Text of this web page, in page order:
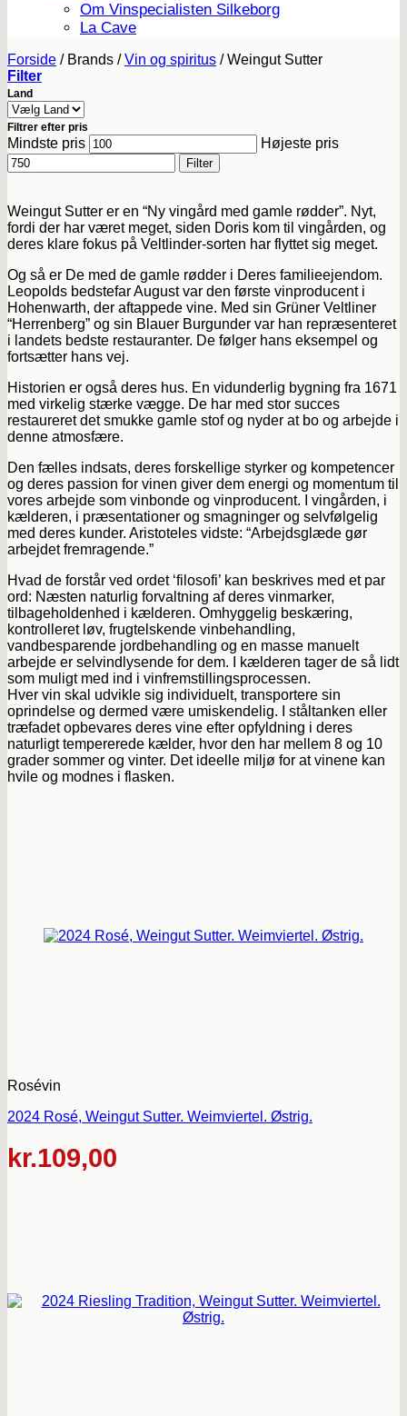
Om Vinspecialisten Silkeborg
La Cave
Forside /Brands / Vin og spiritus /Weingut Sutter
Filter
Land
Filtrer efter pris
Mindste pris Højeste pris
Filter
Weingut Sutter er en “Ny vingård med gamle rødder”. Nyt,
fordi der har været meget, siden Doris kom til vingården, og
deres klare fokus på Veltlinder-sorten har flyttet sig meget.
Og så er De med de gamle rødder i Deres familieejendom.
Leopolds bedstefar August var den første vinproducent i
Hohenwarth, der aftappede vine. Med sin Grüner Veltliner
“Herrenberg” og sin Blauer Burgunder var han repræsenteret
i landets bedste restauranter. De følger hans eksempel og
fortsætter hans vej.
Historien er også deres hus. En vidunderlig bygning fra 1671
med virkelig stærke vægge. De har med stor succes
restaureret det smukke gamle stof og nyder at bo og arbejde i
denne atmosfære.
Den fælles indsats, deres forskellige styrker og kompetencer
og deres passion for vinen giver dem energi og momentum til
vores arbejde som vinbonde og vinproducent. I vingården, i
kælderen, i præsentationer og smagninger og selvfølgelig
med deres kunder. Aristoteles vidste: “Arbejdsglæde gør
arbejdet fremragende.”
Hvad de forstår ved ordet ‘filosofi’ kan beskrives med et par
ord: Næsten naturlig forvaltning af deres vinmarker,
tilbageholdenhed i kælderen. Omhyggelig beskæring,
kontrolleret løv, frugtelskende vinbehandling,
vandbesparende jordbehandling og en masse manuelt
arbejde er selvindlysende for dem. I kælderen tager de så lidt
som muligt med ind i vinfremstillingsprocessen.
Hver vin skal udvikle sig individuelt, transportere sin
oprindelse og dermed være umiskendelig. I ståltanken eller
træfadet opbevares deres vine efter opfyldning i deres
naturligt tempererede kælder, hvor den har mellem 8 og 10
grader sommer og vinter. Det ideelle miljø for at vinene kan
hvile og modnes i flasken.
Rosévin
2024 Rosé, Weingut Sutter. Weimviertel. Østrig.
kr.109,00